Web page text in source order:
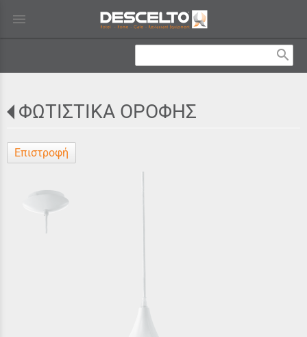
menu
search
ΦΩΤΙΣΤΙΚΑ ΟΡΟΦΗΣ
Επιστροφή